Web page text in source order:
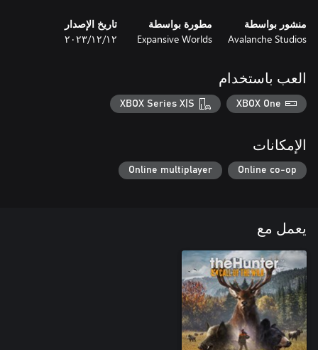
منشور بواسطة
Avalanche Studios
مطورة بواسطة
Expansive Worlds
تاريخ الإصدار
١٢‏/١٢‏/٢٠٢٣
العب باستخدام
XBOX One
XBOX Series X|S
الإمكانات
Online co-op
Online multiplayer
يعمل مع